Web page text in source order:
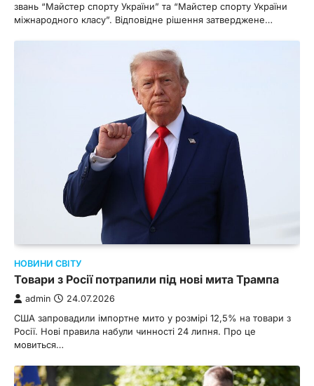
звань “Майстер спорту України” та “Майстер спорту України
міжнародного класу”. Відповідне рішення затверджене…
НОВИНИ СВІТУ
Товари з Росії потрапили під нові мита Трампа
admin 24.07.2026
США запровадили імпортне мито у розмірі 12,5% на товари з
Росії. Нові правила набули чинності 24 липня. Про це
мовиться…